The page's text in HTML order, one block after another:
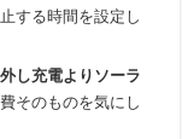
する時間を設定し
し充電よりソーラ
そのものを気にし